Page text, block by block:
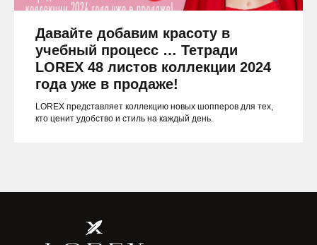
Давайте добавим красоту в
учебный процесс … Тетради
LOREX 48 листов коллекции 2024
года уже в продаже!
LOREX представляет коллекцию новых шопперов для тех,
кто ценит удобство и стиль на каждый день.